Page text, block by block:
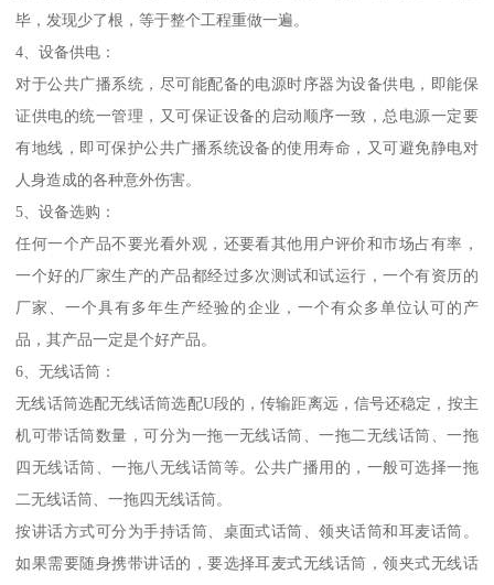
毕，发现少了根，等于整个工程重做一遍。
4、设备供电：
对于公共广播系统，尽可能配备的电源时序器为设备供电，即能保
证供电的统一管理，又可保证设备的启动顺序一致，总电源一定要
有地线，即可保护公共广播系统设备的使用寿命，又可避免静电对
人身造成的各种意外伤害。
5、设备选购：
任何一个产品不要光看外观，还要看其他用户评价和市场占有率，
一个好的厂家生产的产品都经过多次测试和试运行，一个有资历的
厂家、一个具有多年生产经验的企业，一个有众多单位认可的产
品，其产品一定是个好产品。
6、无线话筒：
无线话筒选配无线话筒选配U段的，传输距离远，信号还稳定，按主
机可带话筒数量，可分为一拖一无线话筒、一拖二无线话筒、一拖
四无线话筒、一拖八无线话筒等。公共广播用的，一般可选择一拖
二无线话筒、一拖四无线话筒。
按讲话方式可分为手持话筒、桌面式话筒、领夹话筒和耳麦话筒。
如果需要随身携带讲话的，要选择耳麦式无线话筒，领夹式无线话